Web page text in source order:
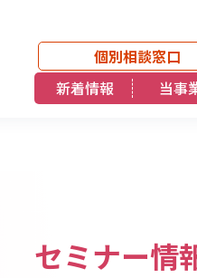
個別相談窓口
新着情報
当事
セミナー情